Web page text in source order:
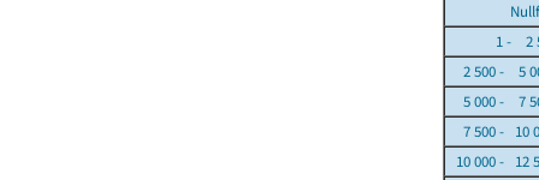
1 - 2
2 500 - 5
5 000 - 7
7 500 - 10
10 000 - 12